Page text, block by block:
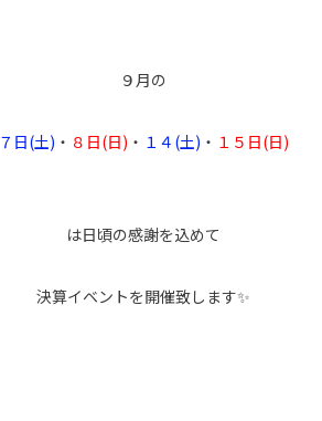
９月の
７日(土) ・ ８日(日) ・ １４(土) ・ １５日(日)
は日頃の感謝を込めて
決算イベントを開催致します✨